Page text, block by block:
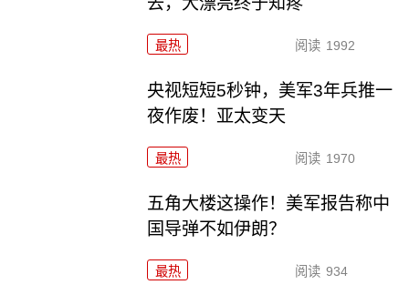
最热 阅读 1992
央视短短5秒钟，美军3年兵推一
夜作废！亚太变天
最热 阅读 1970
五角大楼这操作！美军报告称中
国导弹不如伊朗？
最热 阅读 934